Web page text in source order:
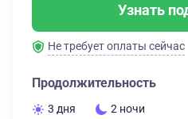
Узнать
Не требует оплаты сейчас
Продолжительность
3 дня 2 ночи